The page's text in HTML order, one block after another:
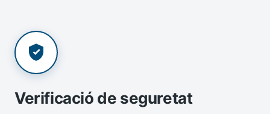
Verificació de seguretat